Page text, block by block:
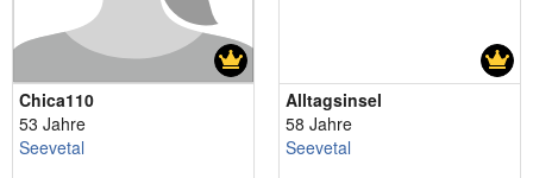
Chica110
53 Jahre
Seevetal
Alltagsinsel
58 Jahre
Seevetal